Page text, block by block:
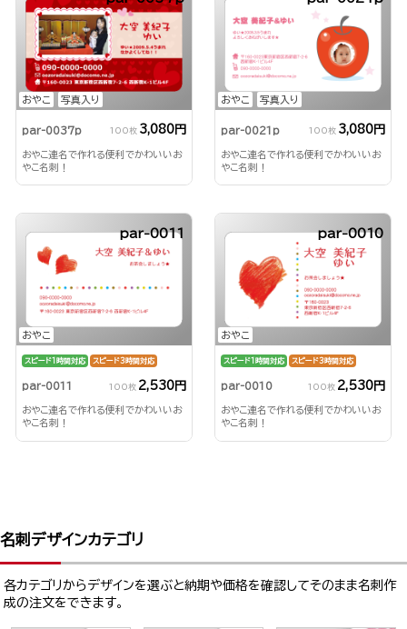
おやこ 写真入り
par-0037p 100枚 3,080円
おやこ連名で作れる便利でかわいいお
やこ名刺！
おやこ 写真入り
par-0021p 100枚 3,080円
おやこ連名で作れる便利でかわいいお
やこ名刺！
おやこ
par-0011
スピード1時間対応 スピード3時間対応
par-0011 100枚 2,530円
おやこ連名で作れる便利でかわいいお
やこ名刺！
おやこ
par-0010
スピード1時間対応 スピード3時間対応
par-0010 100枚 2,530円
おやこ連名で作れる便利でかわいいお
やこ名刺！
名刺デザインカテゴリ
各カテゴリからデザインを選ぶと納期や価格を確認してそのまま名刺作
成の注文をできます。